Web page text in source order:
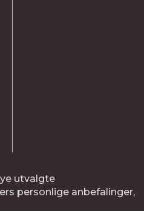
utvalgte
personlige anbefalinger,